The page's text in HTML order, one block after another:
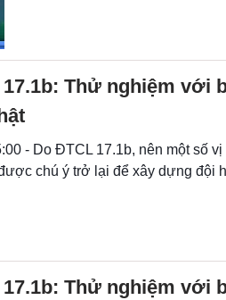
Thử nghiệm với
- Do ĐTCL 17.1b, nên một số
chú ý trở lại để xây dựng đội
Thử nghiệm với